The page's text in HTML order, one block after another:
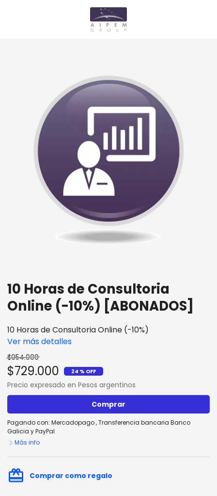
10 Horas de Consultoria
Online (-10%) [ABONADOS]
10 Horas de Consultoria Online (-10%)
Ver más detalles
$954.000
$729.000 24 % OFF
Precio expresado en Pesos argentinos
Comprar
Pagando con: Mercadopago,Transferencia bancaria Banco
Galicia yPayPal
Más info
card_giftcard Comprar como regalo